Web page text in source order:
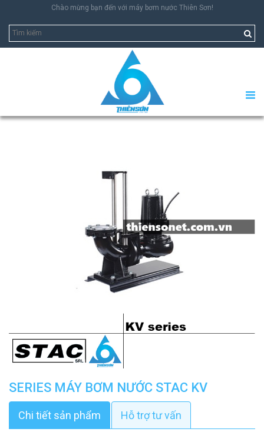
Chào mừng bạn đến với máy bơm nước Thiên Sơn!
SERIES MÁY BƠM NƯỚC STAC KV
Chi tiết sản phẩm Hỗ trợ tư vấn